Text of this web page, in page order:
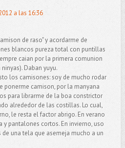
a las 16:36
de raso" y acordarme de
blancos pureza total con puntillas
caian por la primera comunion
Daban yuyu.
los camisones: soy de mucho rodar
ponerme camison, por la manyana
para librarme de la boa constrictor
alrededor de las costillas. Lo cual,
le resta el factor abrigo. En verano
y pantalones cortos. En invierno, uso
de una tela que asemeja mucho a un